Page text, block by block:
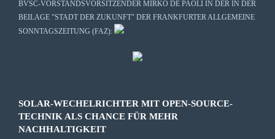
BVSC-VORSTANDSVORSITZENDER MIRKO DE PAOLI IN DER IN DER
BEILAGE "STADT DER ZUKUNFT" DER FRANKFURTER ALLGEMEINE
SONNTAGSZEITUNG (FAZ):
SOLAR-WECHELRICHTER MIT OPEN-SOURCE-
TECHNIK ALS CHANCE FÜR MEHR
NACHHALTIGKEIT